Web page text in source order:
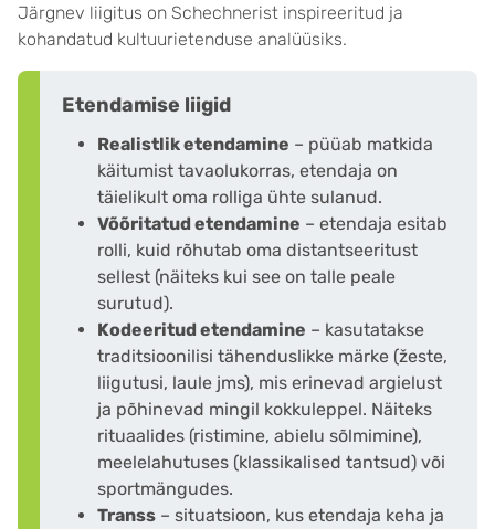
Järgnev liigitus on Schechnerist inspireeritud ja
kohandatud kultuurietenduse analüüsiks.
Etendamise liigid
Realistlik etendamine – püüab matkida
käitumist tavaolukorras, etendaja on
täielikult oma rolliga ühte sulanud.
Võõritatud etendamine – etendaja esitab
rolli, kuid rõhutab oma distantseeritust
sellest (näiteks kui see on talle peale
surutud).
Kodeeritud etendamine – kasutatakse
traditsioonilisi tähenduslikke märke (žeste,
liigutusi, laule jms), mis erinevad argielust
ja põhinevad mingil kokkuleppel. Näiteks
rituaalides (ristimine, abielu sõlmimine),
meelelahutuses (klassikalised tantsud) või
sportmängudes.
Transs – situatsioon, kus etendaja keha ja